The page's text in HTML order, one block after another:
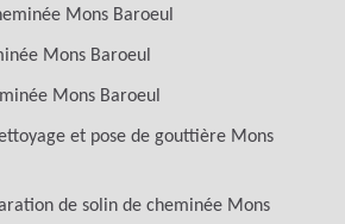
Mons Baroeul
Mons Baroeul
Mons Baroeul
et pose de gouttière Mons
de solin de cheminée Mons